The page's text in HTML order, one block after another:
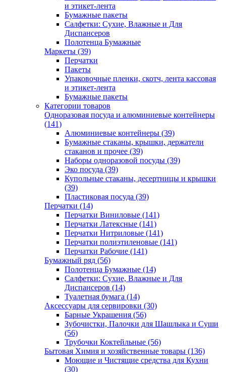
и этикет-лента
Бумажные пакеты
Салфетки: Сухие, Влажные и Для
Диспансеров
Полотенца Бумажные
Маркеты (39)
Перчатки
Пакеты
Упаковочные пленки, скотч, лента кассовая
и этикет-лента
Бумажные пакеты
Категории товаров
Одноразовая посуда и алюминиевые контейнеры
(141)
Алюминиевые контейнеры (39)
Бумажные стаканы, крышки, держатели
стаканов и прочее (39)
Наборы одноразовой посуды (39)
Эко посуда (39)
Купольные стаканы, десертницы и крышки
(39)
Пластиковая посуда (39)
Перчатки (14)
Перчатки Виниловые (141)
Перчатки Латексные (141)
Перчатки Нитриловые (141)
Перчатки полиэтиленовые (141)
Перчатки Рабочие (141)
Бумажный ряд (56)
Полотенца Бумажные (14)
Салфетки: Сухие, Влажные и Для
Диспансеров (14)
Туалетная бумага (14)
Аксессуары для сервировки (30)
Барные Украшения (56)
Зубочистки, Палочки для Шашлыка и Суши
(56)
Трубочки Коктейльные (56)
Бытовая Химия и хозяйственные товары (136)
Моющие и Чистящие средства для Кухни
(30)